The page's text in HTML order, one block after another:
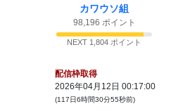
カワウソ組
98,196 ポイント
NEXT 1,804 ポイント
配信枠取得
2026年04月12日 00:17:00
(117日6時間30分55秒前)